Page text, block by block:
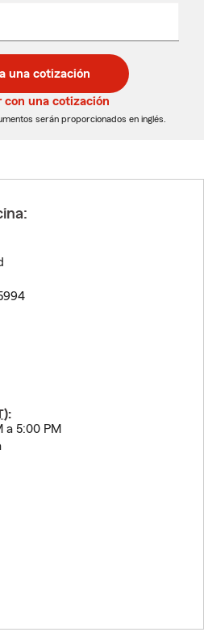
una cotización
con una cotización
serán proporcionados en inglés.
):
a 5:00 PM